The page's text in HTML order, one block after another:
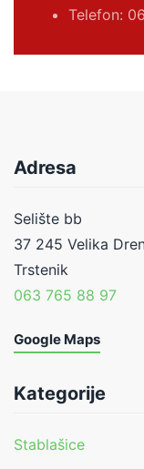
Telefon:
Adresa
Selište bb
37 245 Velika
Trstenik
063 765 88 97
Google Maps
Kategorije
Stablašice